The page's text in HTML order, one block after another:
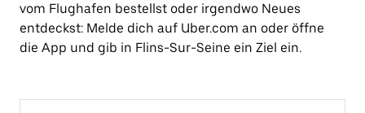
vom Flughafen bestellst oder irgendwo Neues
entdeckst: Melde dich auf Uber.com an oder öffne
die App und gib in Flins-Sur-Seine ein Ziel ein.